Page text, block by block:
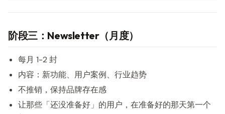
阶段三：Newsletter（月度）
每月 1-2 封
内容：新功能、用户案例、行业趋势
不推销，保持品牌存在感
让那些「还没准备好」的用户，在准备好的那天第一个